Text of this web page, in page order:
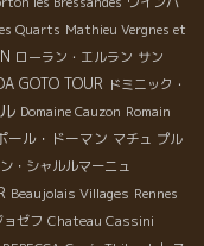
Quarts Mathieu Vergnes et
ローラン・エルラン サン
GOTO TOUR ドミニック・
Domaine Cauzon Romain
ール・ドーマン マチュ プル
・シャルルマーニュ
Beaujolais Villages Rennes
ョゼフ Chateau Cassini